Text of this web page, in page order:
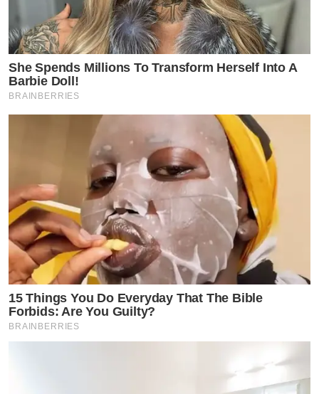
ที่น้อง 2 คนจะย้ายเข้ามาอีก และพี่ชายก็ยังอยู่ด้วยจนถึง
ปัจจุบันนี้ ทุกอย่างน้องรู้ดีนิ เพราะพี่ชายแท้ๆ ของจอยเป็น
คนขัดห้องน้ำให้น้องใช้
จอยกับ นง .เรานับถือกันเหมือนพี่น้องแท้ๆ ตามที่ทุกคนเห็น
เลย ซึ่งน้องรู้ตั้งแต่แรกที่มาที่บ้าน แต่หากยังมีคนที่คิด
อุบาทว์ไปกว่านี้ มันก็เป็นปัญหาของเขา และบ้านหลังนี้เป็น
ชื่อจอยตามกฏหมายรวมทั้งเคยใช้เป็นที่ตั้งจดทะเบียน
บริษัทแห่งนึง ช่วยเหลือทุกอย่างแล้ว มาวันนี้กลับต้องมาเจอ
แบบนี้ซะละ ดีหน่อยจะได้บทเรียน
2. น้องอยู่บ้านจอยเพื่อมาทำงาน เพราะช่วงนั้นมีกระแสคู่
จิ้น และต่างคนต่างเพิ่งพากันในเรื่องงาน และในส่วนของงาน
บ้านจอยเป็นคนดูแลทั้งหมดรวมไปถึงซักเสื้อในกางเกงใน
ไม่ใช่พี่น้อง/เพื่อน/ญาติ แต่ดูแลอย่างดีที่สุด
เป็นหลัก เพราะน้องได้ส่งรถส่วนตัวน้องกลับไปไว้ที่บ้าน และ
She Spends Millions To Transform Herself Into A
Barbie Doll!
BRAINBERRIES
15 Things You Do Everyday That The Bible
Forbids: Are You Guilty?
BRAINBERRIES